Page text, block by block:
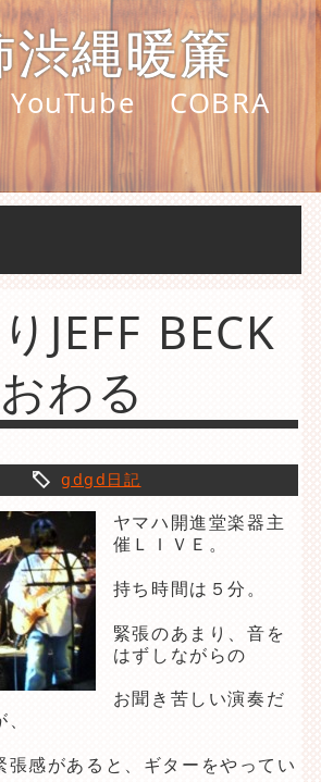
渋縄暖簾
YouTube
COBRA
JEFF BECK
わる
gdgd日記
ヤマハ開進堂楽器主
催ＬＩＶＥ。
持ち時間は５分。
緊張のあまり、音を
はずしながらの
お聞き苦しい演奏だ
張感があると、ギターをやってい